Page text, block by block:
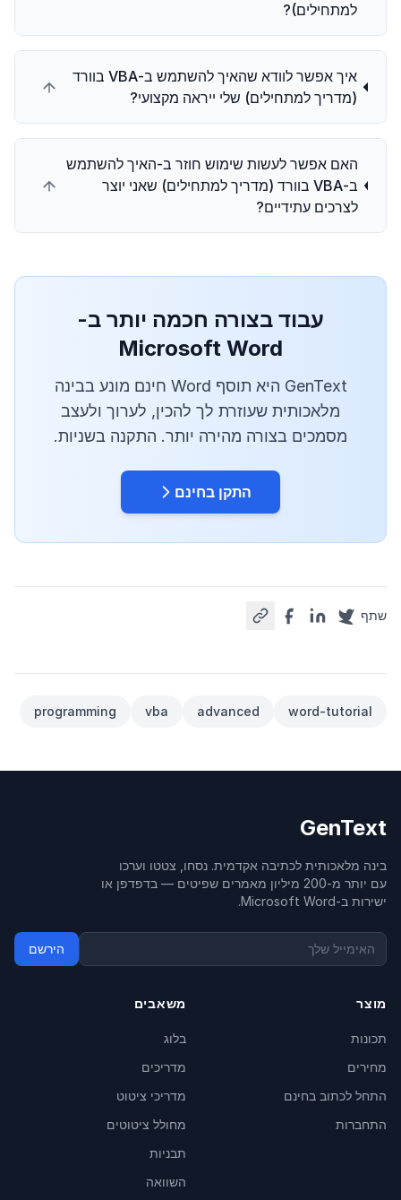
למתחילים)?
איך אפשר לוודא שהאיך להשתמש ב-VBA בוורד
(מדריך למתחילים) שלי ייראה מקצועי?
האם אפשר לעשות שימוש חוזר ב-האיך להשתמש
ב-VBA בוורד (מדריך למתחילים) שאני יוצר
לצרכים עתידיים?
עבוד בצורה חכמה יותר ב-
Microsoft Word
GenText היא תוסף Word חינם מונע בבינה
מלאכותית שעוזרת לך להכין, לערוך ולעצב
מסמכים בצורה מהירה יותר. התקנה בשניות.
התקן בחינם
שתף
word-tutorial
advanced
vba
programming
GenText
בינה מלאכותית לכתיבה אקדמית. נסחו, צטטו וערכו
עם יותר מ-200 מיליון מאמרים שפיטים — בדפדפן או
ישירות ב-Microsoft Word.
הירשם
מוצר
תכונות
מחירים
התחל לכתוב בחינם
התחברות
משאבים
בלוג
מדריכים
מדריכי ציטוט
מחולל ציטוטים
תבניות
השוואה